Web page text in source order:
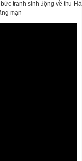
bức tranh sinh động về thu Hà
mạn